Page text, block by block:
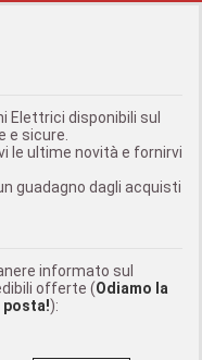
Elettrici disponibili sul
e sicure.
le ultime novità e fornirvi
guadagno dagli acquisti
informato sul
offerte (Odiamo la
posta!):